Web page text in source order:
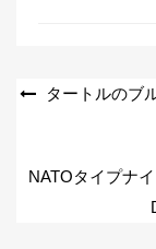
o
k
投
タートルのブ
NATOタイプナ